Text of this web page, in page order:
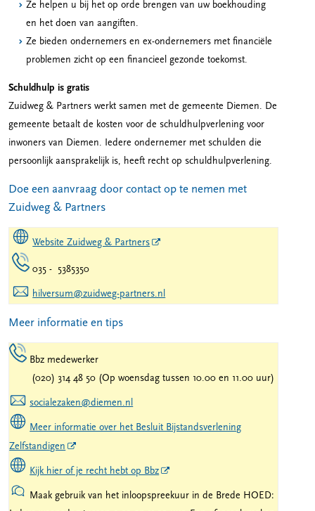
Ze helpen u bij het op orde brengen van uw boekhouding
en het doen van aangiften.
Ze bieden ondernemers en ex-ondernemers met financiële
problemen zicht op een financieel gezonde toekomst.
Schuldhulp is gratis
Zuidweg & Partners werkt samen met de gemeente Diemen. De
gemeente betaalt de kosten voor de schuldhulpverlening voor
inwoners van Diemen. Iedere ondernemer met schulden die
persoonlijk aansprakelijk is, heeft recht op schuldhulpverlening.
Doe een aanvraag door contact op te nemen met
Zuidweg & Partners
Website Zuidweg & Partners
035 - 5385350
hilversum@zuidweg-partners.nl
Meer informatie en tips
Bbz medewerker
(020) 314 48 50 (Op woensdag tussen 10.00 en 11.00 uur)
socialezaken@diemen.nl
Meer informatie over het Besluit Bijstandsverlening
Zelfstandigen
Kijk hier of je recht hebt op Bbz
Maak gebruik van het inloopspreekuur in de Brede HOED: